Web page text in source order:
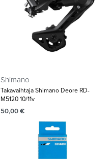
Shimano
Takavaihtaja Shimano Deore RD-
M5120 10/11v
50,00€